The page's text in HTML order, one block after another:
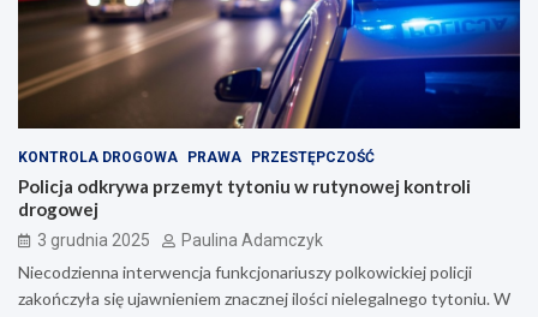
KONTROLA DROGOWA PRAWA PRZESTĘPCZOŚĆ
Policja odkrywa przemyt tytoniu w rutynowej kontroli
drogowej
3 grudnia 2025 Paulina Adamczyk
Niecodzienna interwencja funkcjonariuszy polkowickiej policji
zakończyła się ujawnieniem znacznej ilości nielegalnego tytoniu. W